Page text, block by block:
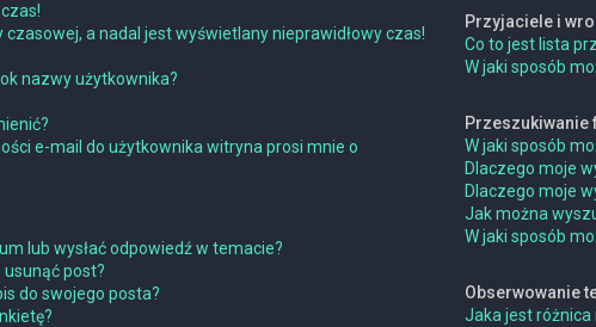
a nadal jest wyświetlany nieprawidłowy czas!
nazwy użytkownika?
e-mail do użytkownika witryna prosi mnie o
lub wysłać odpowiedź w temacie?
post?
do swojego posta?
Przyjaciele i
Co to jest lista
W jaki sposób
Przeszukiwanie
W jaki sposób
Dlaczego moje
Dlaczego moje
Jak można
W jaki sposób
Obserwowanie
Jaka jest różnica